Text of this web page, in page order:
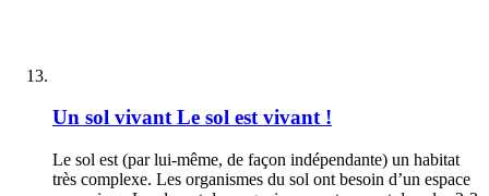
Un sol vivant Le sol est vivant !
Le sol est (par lui-même, de façon indépendante) un habitat
très complexe. Les organismes du sol ont besoin d’un espace